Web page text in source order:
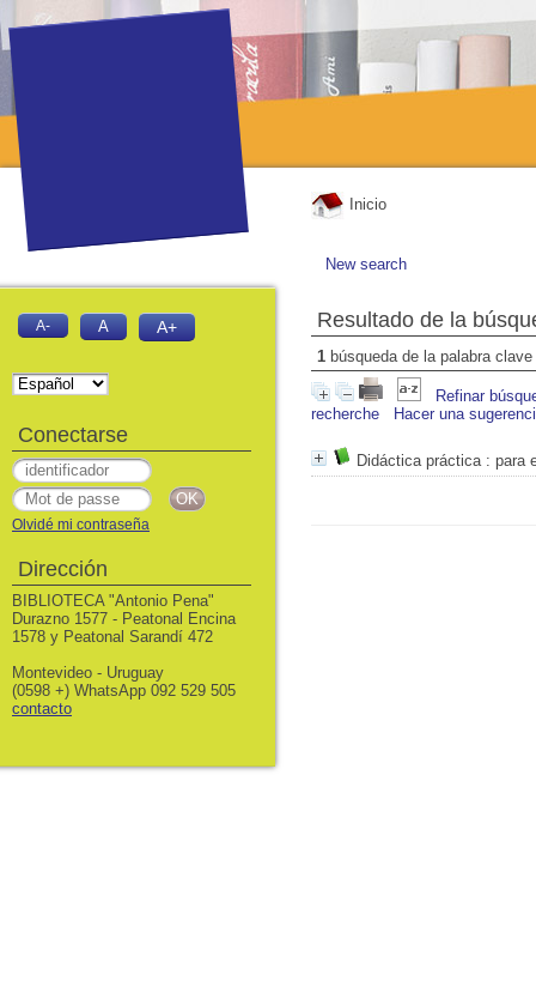
Inicio
New search
Resultado de la
1 búsqueda de la palabra clave
Refinar
recherche
Hacer una
Didáctica práctica: para
A- A A+
Conectarse
Olvidé mi contraseña
Dirección
BIBLIOTECA "Antonio Pena"
Durazno 1577 - Peatonal Encina
1578 y Peatonal Sarandí 472
Montevideo - Uruguay
(0598 +) WhatsApp 092 529 505
contacto